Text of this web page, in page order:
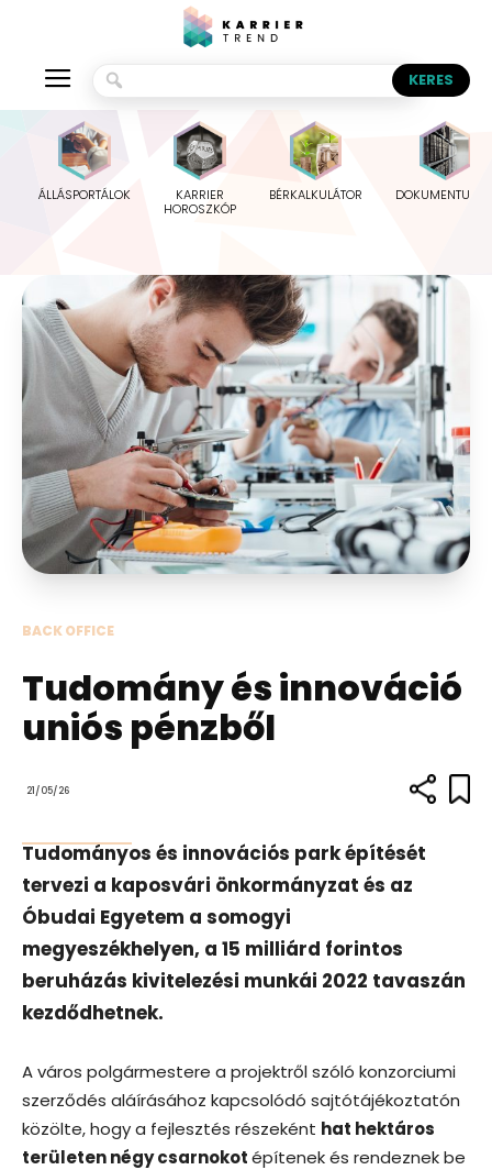
ÁLLÁSPORTÁLOK
KARRIER
HOROSZKÓP
BÉRKALKULÁTOR
BACK OFFICE
Tudomány és innováció
uniós pénzből
21/05/26
Tudományos és innovációs park építését
tervezi a kaposvári önkormányzat és az
Óbudai Egyetem a somogyi
megyeszékhelyen, a 15 milliárd forintos
beruházás kivitelezési munkái 2022 tavaszán
kezdődhetnek.
A város polgármestere a projektről szóló konzorciumi
szerződés aláírásához kapcsolódó sajtótájékoztatón
közölte, hogy a fejlesztés részeként hat hektáros
területen négy csarnokotépítenek és rendeznek be